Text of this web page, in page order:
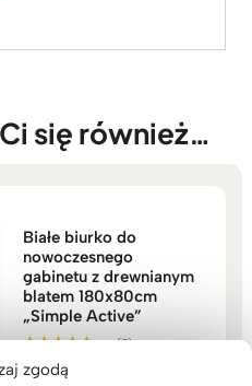
zgodą
się również…
Białe biurko do
nowoczesnego
gabinetu z drewnianym
blatem 180x80cm
„Simple Active”
Oceniono
5.00
(8)
3.999zł